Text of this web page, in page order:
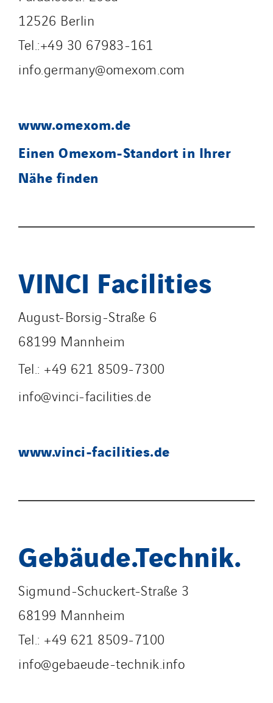
12526 Berlin
Tel.:+49 30 67983-161
info.germany@omexom.com
www.omexom.de
Einen Omexom-Standort in Ihrer
Nähe finden
VINCI Facilities
August-Borsig-Straße 6
68199 Mannheim
Tel.: +49 621 8509-7300
info@vinci-facilities.de
www.vinci-facilities.de
Gebäude.Technik.
Sigmund-Schuckert-Straße 3
68199 Mannheim
Tel.: +49 621 8509-7100
info@gebaeude-technik.info